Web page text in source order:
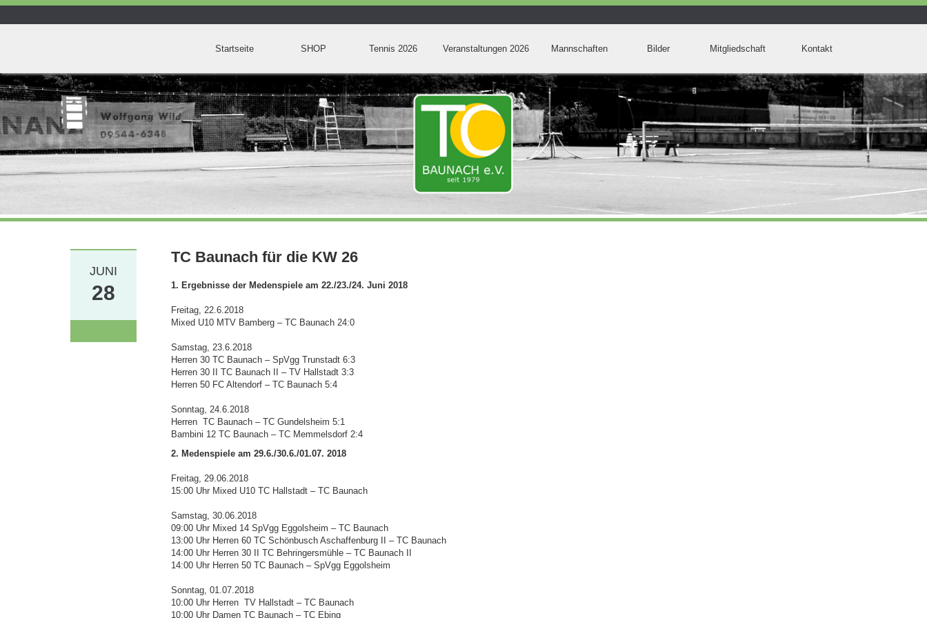
Startseite SHOP Tennis 2026 Veranstaltungen 2026 Mannschaften Bilder Mitgliedschaft Kontakt
JUNI
28
TC Baunach für die KW 26
1. Ergebnisse der Medenspiele am 22./23./24. Juni 2018
Freitag, 22.6.2018
Mixed U10 MTV Bamberg – TC Baunach 24:0
Samstag, 23.6.2018
Herren 30 TC Baunach – SpVgg Trunstadt 6:3
Herren 30 II TC Baunach II – TV Hallstadt 3:3
Herren 50 FC Altendorf – TC Baunach 5:4
Sonntag, 24.6.2018
Herren TC Baunach – TC Gundelsheim 5:1
Bambini 12 TC Baunach – TC Memmelsdorf 2:4
2. Medenspiele am 29.6./30.6./01.07. 2018
Freitag, 29.06.2018
15:00 Uhr Mixed U10 TC Hallstadt – TC Baunach
Samstag, 30.06.2018
09:00 Uhr Mixed 14 SpVgg Eggolsheim – TC Baunach
13:00 Uhr Herren 60 TC Schönbusch Aschaffenburg II – TC Baunach
14:00 Uhr Herren 30 II TC Behringersmühle – TC Baunach II
14:00 Uhr Herren 50 TC Baunach – SpVgg Eggolsheim
Sonntag, 01.07.2018
10:00 Uhr Herren TV Hallstadt – TC Baunach
10:00 Uhr Damen TC Baunach – TC Ebing